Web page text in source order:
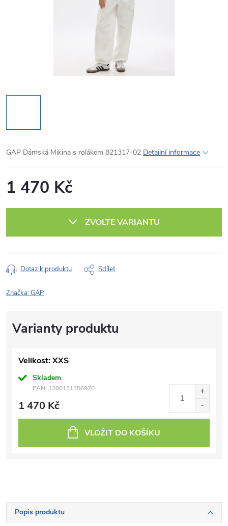
GAP Dámská Mikina s rolákem 821317-02 Detailní informace
1 470 Kč
ZVOLTE VARIANTU
Dotaz k produktu Sdílet
Značka:GAP
Velikost: XXS
Skladem
EAN: 1200131356970
1 470 Kč
VLOŽIT DO KOŠÍKU
Popis produktu